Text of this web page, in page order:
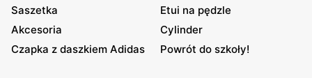
Saszetka
Etui na pędzle
Akcesoria
Cylinder
Czapka z daszkiem Adidas
Powrót do szkoły!